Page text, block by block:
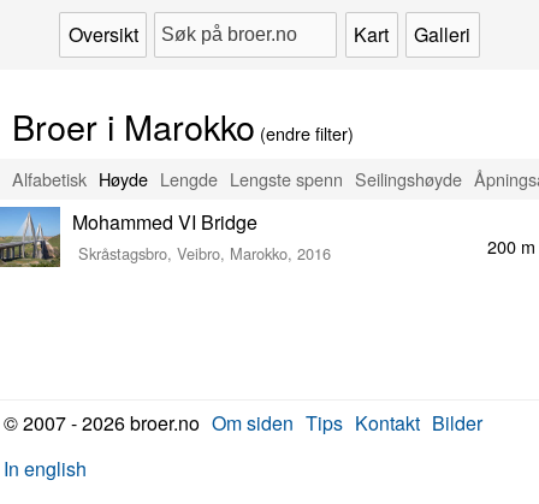
Oversikt Kart Galleri
Broer i Marokko (endre filter)
Alfabetisk Høyde Lengde Lengste spenn Seilingshøyde
Mohammed VI Bridge
Skråstagsbro, Veibro, Marokko, 2016 200 m
© 2007 - 2026 broer.no Om siden Tips Kontakt Bilder
In english